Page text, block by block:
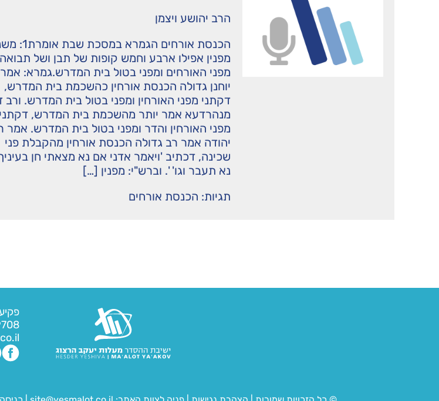
הרב יהושע ויצמן
הכנסת אורחים הגמרא
מפנין אפילו ארבע וחמש קופות של תבן ושל תבואה
מפני האורחים ומפני בטול בית המדרש.גמרא: אמר
יוחנן גדולה הכנסת אורחין כהשכמת בית המדרש,
דקתני מפני האורחין ומפני בטול בית המדרש. ורב
מנהרדעא אמר יותר מהשכמת בית המדרש, דקתני
מפני האורחין והדר ומפני בטול בית המדרש. אמר
יהודה אמר רב גדולה הכנסת אורחין מהקבלת פני
שכינה, דכתיב 'ויאמר אדני אם נא מצאתי חן
נא תעבר וגו' '. וברש"י: מפנין […]
תגיות: הכנסת אורחים
פקיעין 135